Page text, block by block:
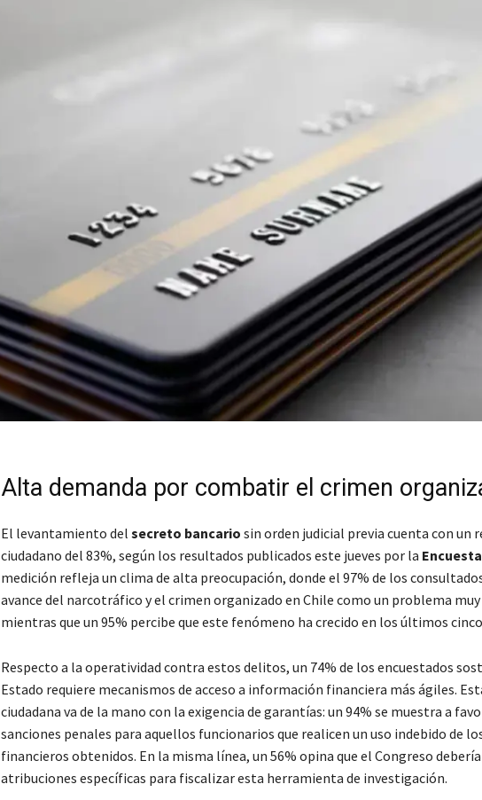
Alta demanda por combatir el crimen
El levantamiento del secreto bancario sin orden judicial previa cuenta con un
ciudadano del 83%, según los resultados publicados este jueves por la
medición refleja un clima de alta preocupación, donde el 97% de los
avance del narcotráfico y el crimen organizado en Chile como un problema muy
mientras que un 95% percibe que este fenómeno ha crecido en los últimos
Respecto a la operatividad contra estos delitos, un 74% de los encuestados
Estado requiere mecanismos de acceso a información financiera más ágiles.
ciudadana va de la mano con la exigencia de garantías: un 94% se muestra a
sanciones penales para aquellos funcionarios que realicen un uso indebido de
financieros obtenidos. En la misma línea, un 56% opina que el Congreso
atribuciones específicas para fiscalizar esta herramienta de investigación.